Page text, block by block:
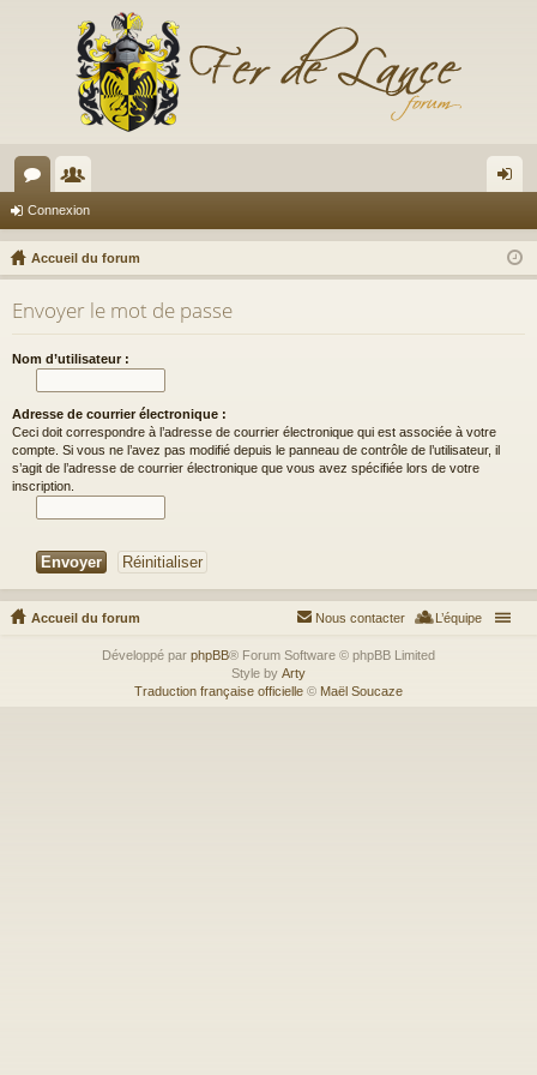
or
u
m
s
e
m
br
es
ne
xi
Connexion
Accueil du forum
Envoyer le mot de passe
Nom d’utilisateur :
Adresse de courrier électronique :
Ceci doit correspondre à l’adresse de courrier électronique qui est associée à votre
compte. Si vous ne l’avez pas modifié depuis le panneau de contrôle de l’utilisateur, il
s’agit de l’adresse de courrier électronique que vous avez spécifiée lors de votre
inscription.
Accueil du forum L’équipe
Nous contacter
Développé par phpBB® Forum Software © phpBB Limited
Style by Arty
Traduction française officielle © Maël Soucaze